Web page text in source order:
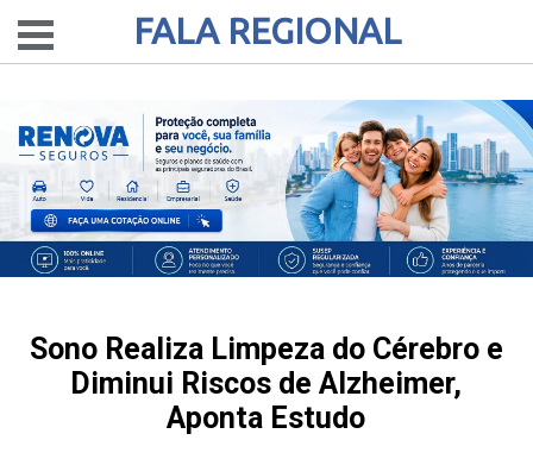
FALA REGIONAL
Sono Realiza Limpeza do Cérebro e
Diminui Riscos de Alzheimer,
Aponta Estudo